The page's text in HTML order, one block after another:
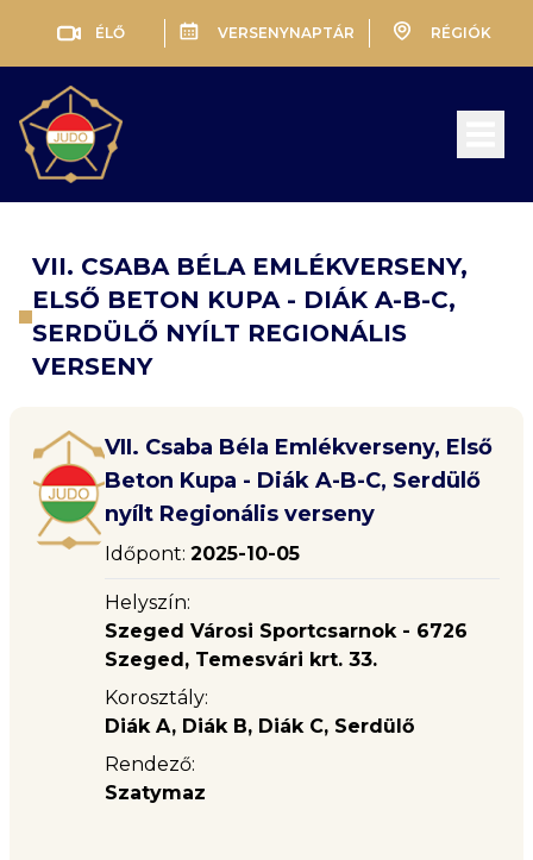
ÉLŐ VERSENYNAPTÁR RÉGIÓK
VII. CSABA BÉLA EMLÉKVERSENY,
ELSŐ BETON KUPA - DIÁK A-B-C,
SERDÜLŐ NYÍLT REGIONÁLIS
VERSENY
VII. Csaba Béla Emlékverseny, Első
Beton Kupa - Diák A-B-C, Serdülő
nyílt Regionális verseny
Időpont: 2025-10-05
Helyszín:
Szeged Városi Sportcsarnok - 6726
Szeged, Temesvári krt. 33.
Korosztály:
Diák A, Diák B, Diák C, Serdülő
Rendező:
Szatymaz